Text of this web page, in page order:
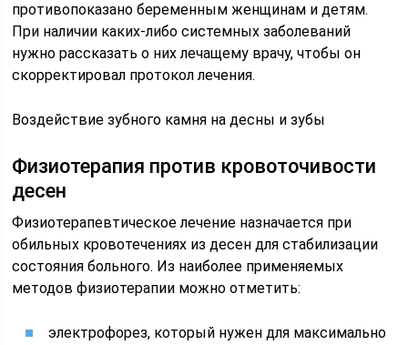
противопоказано беременным женщинам и детям.
При наличии каких-либо системных заболеваний
нужно рассказать о них лечащему врачу, чтобы он
скорректировал протокол лечения.
Воздействие зубного камня на десны и зубы
Физиотерапия против кровоточивости
десен
Физиотерапевтическое лечение назначается при
обильных кровотечениях из десен для стабилизации
состояния больного. Из наиболее применяемых
методов физиотерапии можно отметить:
электрофорез, который нужен для максимально